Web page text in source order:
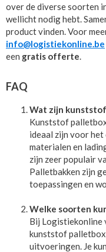
over de diverse soorten
wellicht nodig hebt.
product vinden. Voor
info@logistiekonline.be
een gratis offerte
FAQ
Wat zijn
Kunststof
ideaal zijn voor het
materialen en
zijn zeer populair
Palletbakken zijn
toepassingen en
Welke soorten
Bij Logistiekonline
kunststof
uitvoeringen. Je